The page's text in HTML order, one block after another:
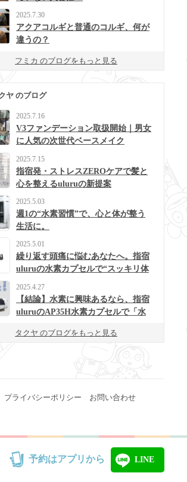
2025.7.30
アクアコルギと普通のコルギ、何が
違うの？
フミカ のブログをもっと見る
ヤ のブログ
2025.7.16
V3ファンデーション取扱開始｜男女
に人気の次世代ベースメイク
2025.7.15
指宿発・ストレスZEROケアで髪と
心を整えるuluruの新提案
2025.5.03
週1の“水素習慣”で、心と体が整う
生活に。
2025.5.01
繰り返す頭痛に悩むあなたへ。指宿
uluruの水素カプセルで“スッキリ体
2025.4.27
【結論】水素に興味あるなら、指宿
uluruのAP35H水素カプセルで「水
タクヤ のブログをもっと見る
プライバシーポリシー お問い合わせ
予約はアプリから LINE